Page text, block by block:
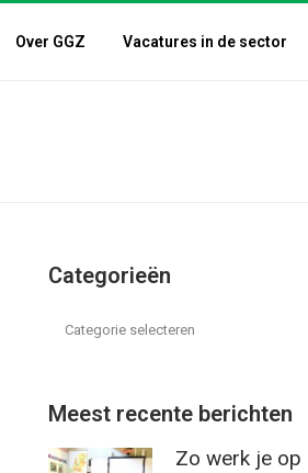
Over GGZ Vacatures in de sector
Categorieën
Meest recente berichten
Zo werk je op